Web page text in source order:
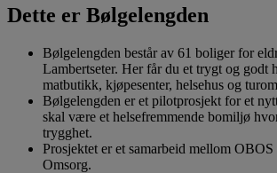
Dette er Bølgelengden
Bølgelengden består av 61 boliger for
Lambertseter. Her får du et trygt og godt
matbutikk, kjøpesenter, helsehus og
Bølgelengden er et pilotprosjekt for et
skal være et helsefremmende bomiljø
trygghet.
Prosjektet er et samarbeid mellom
Omsorg.